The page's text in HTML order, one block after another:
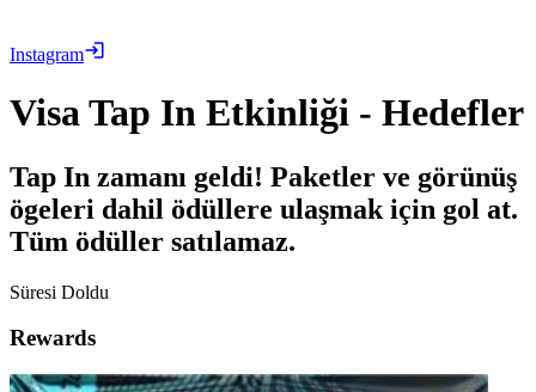
Instagram
Visa Tap In Etkinliği - Hedefler
Tap In zamanı geldi! Paketler ve görünüş
ögeleri dahil ödüllere ulaşmak için gol at.
Tüm ödüller satılamaz.
Süresi Doldu
Rewards